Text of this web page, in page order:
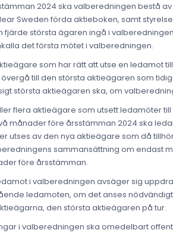
2024 ska valberedningen bestå
Sweden förda aktieboken, samt
fjärde största ägaren ingå i
det första mötet i valberedningen.
som har rätt att utse en ledamot
till den största aktieägaren som
största aktieägaren ska, om
flera aktieägare som utsett ledamöter
månader före årsstämman 2024 ska
utses av den nya aktieägare som då
sammansättning om endast
före årsstämman.
i valberedningen avsäger sig
ledamoten, om det anses
den största aktieägaren på tur.
i valberedningen ska omedelbart